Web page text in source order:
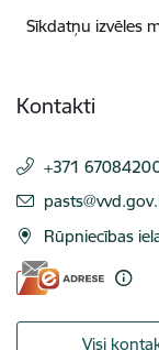
Sīkdatņu izvēles
Kontakti
+371
E-pasts:
Rūpniecības
Visi